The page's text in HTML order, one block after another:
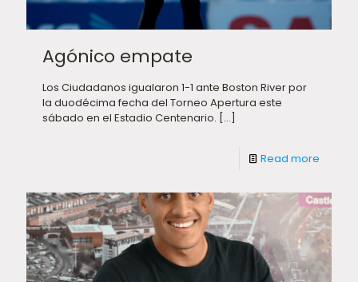
Agónico empate
Los Ciudadanos igualaron 1-1 ante Boston River por
la duodécima fecha del Torneo Apertura este
sábado en el Estadio Centenario. […]
Read more